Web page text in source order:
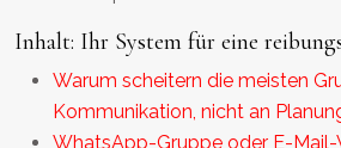
Inhalt: Ihr System für eine
Warum scheitern die meisten
Kommunikation, nicht an
WhatsApp-Gruppe oder E-Mail-